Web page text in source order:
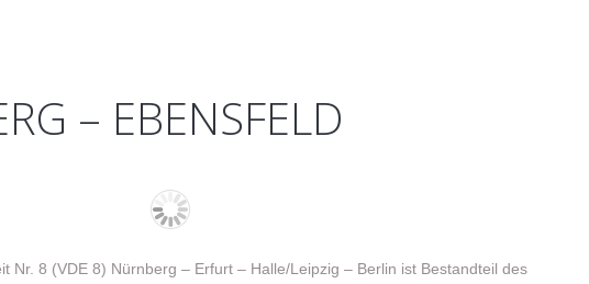
– EBENSFELD
Nr. 8 (VDE 8) Nürnberg – Erfurt – Halle/Leipzig – Berlin ist Bestandteil des